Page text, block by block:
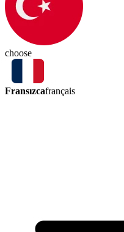
choose
Fransızcafrançais